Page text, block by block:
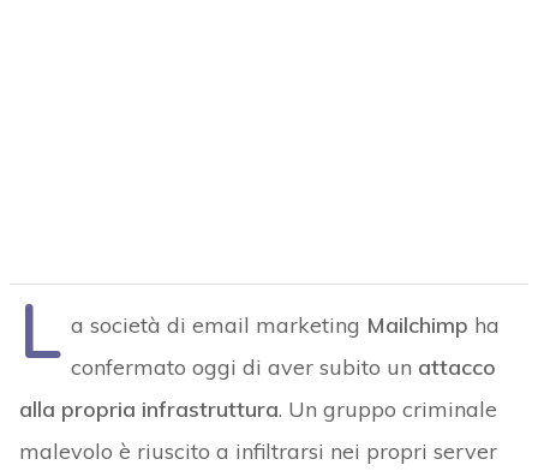
L a società di email marketing Mailchimp ha
confermato oggi di aver subito un attacco
alla propria infrastruttura. Un gruppo criminale
malevolo è riuscito a infiltrarsi nei propri server